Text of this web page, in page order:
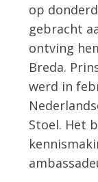
op
gebracht
ontving
Breda.
werd in
Stoel. Het